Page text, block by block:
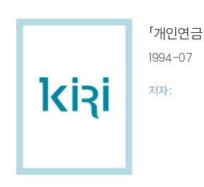
「개인연
1994-07
저자 :